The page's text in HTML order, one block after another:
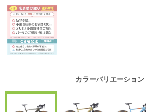
カラーバリエーション